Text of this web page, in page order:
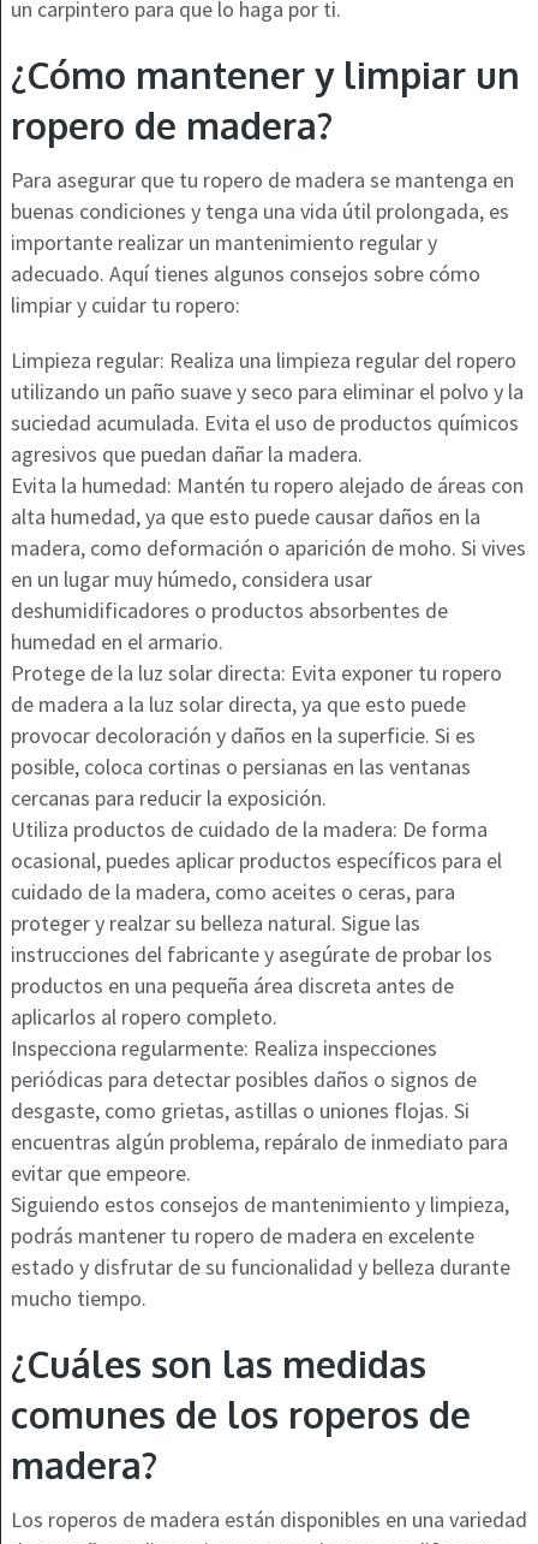
un carpintero para que lo haga por ti.
¿Cómo mantener y limpiar un
ropero de madera?
Para asegurar que tu ropero de madera se mantenga en
buenas condiciones y tenga una vida útil prolongada, es
importante realizar un mantenimiento regular y
adecuado. Aquí tienes algunos consejos sobre cómo
limpiar y cuidar tu ropero:
Limpieza regular: Realiza una limpieza regular del ropero
utilizando un paño suave y seco para eliminar el polvo y la
suciedad acumulada. Evita el uso de productos químicos
agresivos que puedan dañar la madera.
Evita la humedad: Mantén tu ropero alejado de áreas con
alta humedad, ya que esto puede causar daños en la
madera, como deformación o aparición de moho. Si vives
en un lugar muy húmedo, considera usar
deshumidificadores o productos absorbentes de
humedad en el armario.
Protege de la luz solar directa: Evita exponer tu ropero
de madera a la luz solar directa, ya que esto puede
provocar decoloración y daños en la superficie. Si es
posible, coloca cortinas o persianas en las ventanas
cercanas para reducir la exposición.
Utiliza productos de cuidado de la madera: De forma
ocasional, puedes aplicar productos específicos para el
cuidado de la madera, como aceites o ceras, para
proteger y realzar su belleza natural. Sigue las
instrucciones del fabricante y asegúrate de probar los
productos en una pequeña área discreta antes de
aplicarlos al ropero completo.
Inspecciona regularmente: Realiza inspecciones
periódicas para detectar posibles daños o signos de
desgaste, como grietas, astillas o uniones flojas. Si
encuentras algún problema, repáralo de inmediato para
evitar que empeore.
Siguiendo estos consejos de mantenimiento y limpieza,
podrás mantener tu ropero de madera en excelente
estado y disfrutar de su funcionalidad y belleza durante
mucho tiempo.
¿Cuáles son las medidas
comunes de los roperos de
madera?
Los roperos de madera están disponibles en una variedad